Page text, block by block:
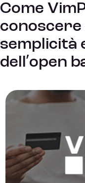
Come
conoscere
semplicità
dell’open